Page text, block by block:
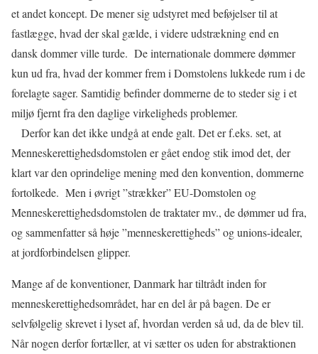
et andet koncept. De mener sig udstyret med beføjelser til at
fastlægge, hvad der skal gælde, i videre udstrækning end en
dansk dommer ville turde. De internationale dommere dømmer
kun ud fra, hvad der kommer frem i Domstolens lukkede rum i de
forelagte sager. Samtidig befinder dommerne de to steder sig i et
miljø fjernt fra den daglige virkeligheds problemer.
Derfor kan det ikke undgå at ende galt. Det er f.eks. set, at
Menneskerettighedsdomstolen er gået endog stik imod det, der
klart var den oprindelige mening med den konvention, dommerne
fortolkede. Men i øvrigt ”strækker” EU-Domstolen og
Menneskerettighedsdomstolen de traktater mv., de dømmer ud fra,
og sammenfatter så høje ”menneskerettigheds” og unions-idealer,
at jordforbindelsen glipper.
Mange af de konventioner, Danmark har tiltrådt inden for
menneskerettighedsområdet, har en del år på bagen. De er
selvfølgelig skrevet i lyset af, hvordan verden så ud, da de blev til.
Når nogen derfor fortæller, at vi sætter os uden for abstraktionen